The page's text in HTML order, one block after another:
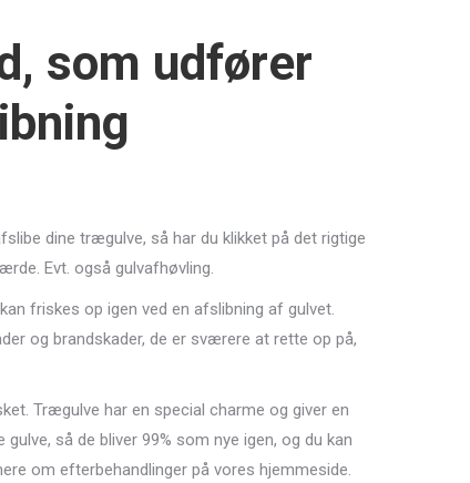
som udfører
dine trægulve, så har du klikket på det rigtige
Evt. også gulvafhøvling.
friskes op igen ved en afslibning af gulvet.
og brandskader, de er sværere at rette op på,
Trægulve har en special charme og giver en
så de bliver 99% som nye igen, og du kan
om efterbehandlinger på vores hjemmeside.